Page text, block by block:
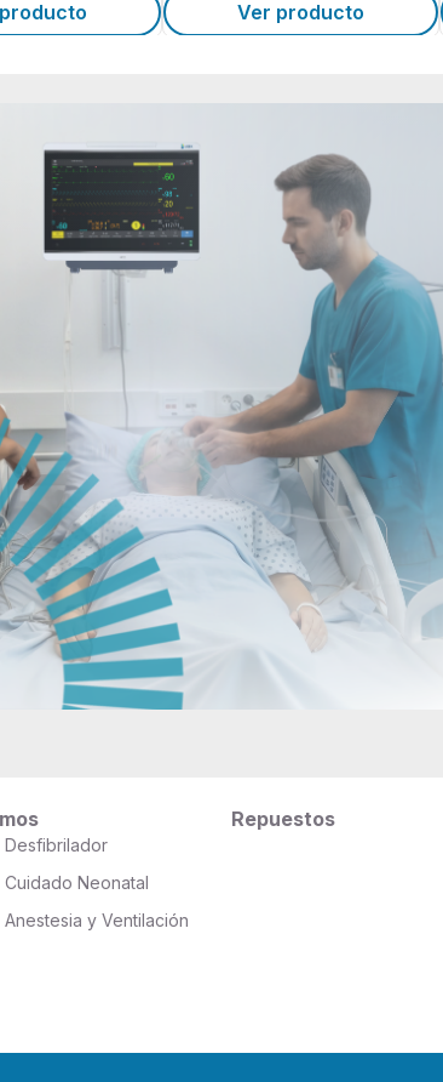
Ver producto
Desfibrilador
Cuidado Neonatal
Anestesia y Ventilación
Repuestos